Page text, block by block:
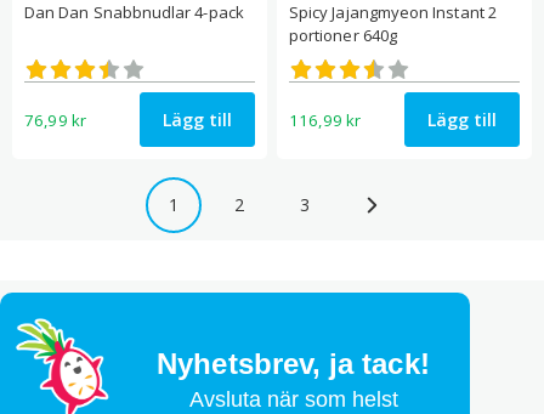
Dan Dan Snabbnudlar 4-pack
Betygsatt
3.43
av 5
76,99 kr Lägg till
Spicy Jajangmyeon Instant 2
portioner 640g
Betygsatt
3.50
av 5
116,99 kr Lägg till
1 2 3
Nyhetsbrev, ja tack!
Avsluta när som helst